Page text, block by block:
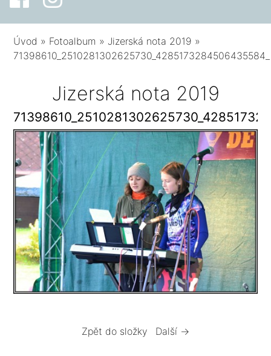
Úvod » Fotoalbum » Jizerská nota 2019 »
Jizerská nota 2019
Zpět do složky Další →